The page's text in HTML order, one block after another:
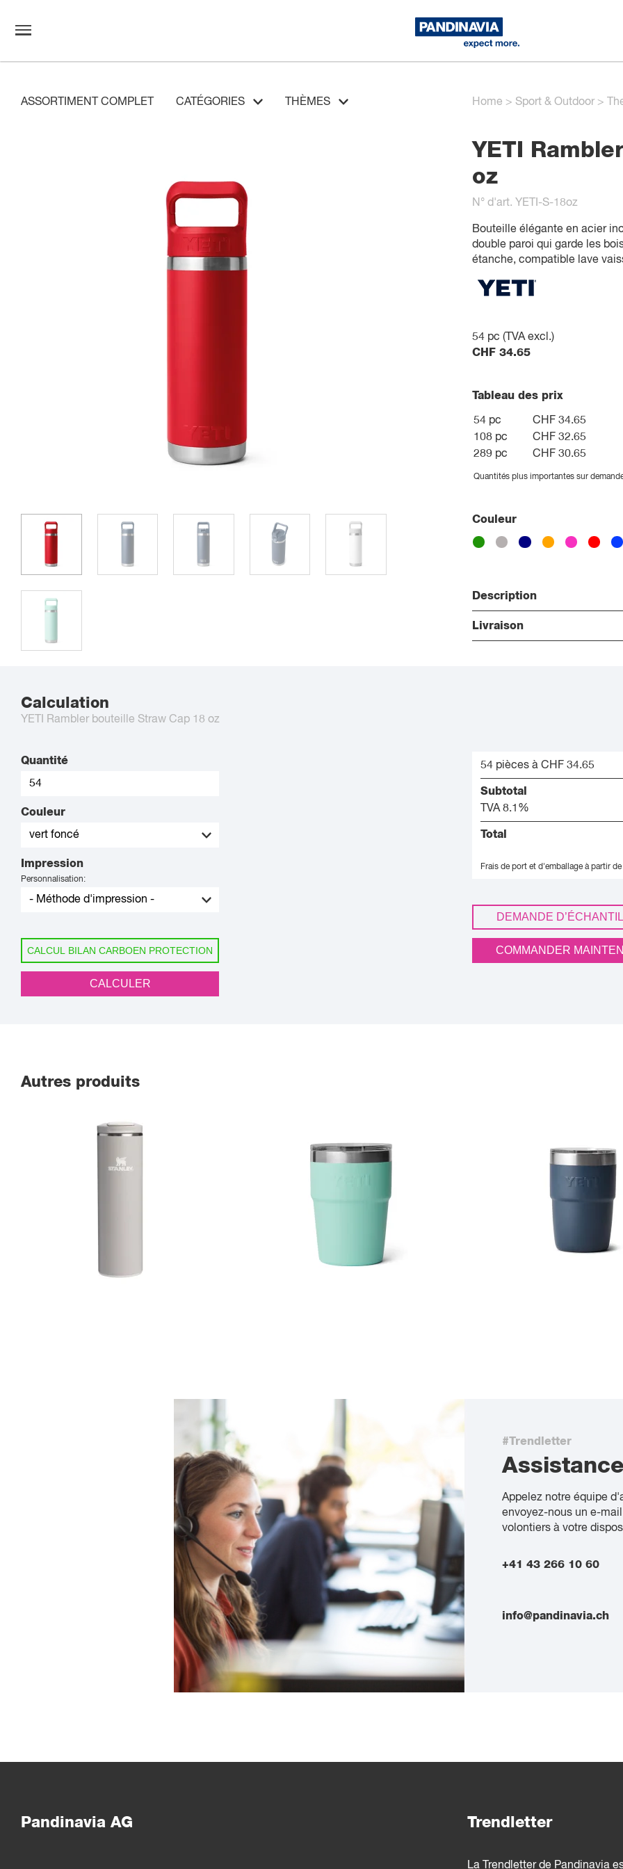
ASSORTIMENT COMPLET CATÉGORIES THÈMES Home > Sport & Outdoor>
YETI
oz
N° d'art. YETI-S-18oz
Bouteille élégante en acier
double paroi qui garde les
étanche, compatible lave
54 pc (TVA excl.)
CHF 34.65
Tableau des prix
54 pc
CHF 34.65
108 pc
CHF 32.65
289 pc
CHF 30.65
Quantités plus importantes sur
Couleur
Description
Livraison
Calculation
YETI Rambler bouteille Straw Cap 18 oz
Quantité
Couleur
Impression
Personnalisation:
CALCUL BILAN CARBOEN PROTECTION
CALCULER
54 pièces à CHF 34.65
Subtotal
TVA 8.1%
Total
Frais de port et d'emballage à partir
DEMANDE
COMMANDER
Autres produits
#Trendletter
Appelez notre équipe
envoyez-nous un e-
volontiers à votre
+41 43 266 10 60
info@pandinavia.ch
Pandinavia AG Trendletter
La Trendletter de Pandinavia